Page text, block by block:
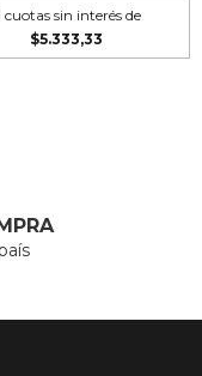
cuotas sin interés de
$5.333,33